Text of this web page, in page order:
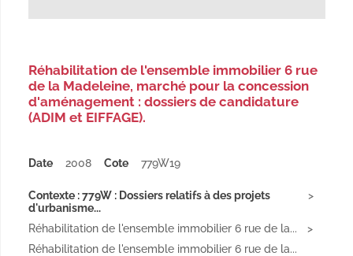
Réhabilitation de l'ensemble immobilier 6 rue
de la Madeleine, marché pour la concession
d'aménagement : dossiers de candidature
(ADIM et EIFFAGE).
Date 2008 Cote 779W19
Contexte : 779W : Dossiers relatifs à des projets
d'urbanisme...
Réhabilitation de l'ensemble immobilier 6 rue de la...
Réhabilitation de l'ensemble immobilier 6 rue de la...